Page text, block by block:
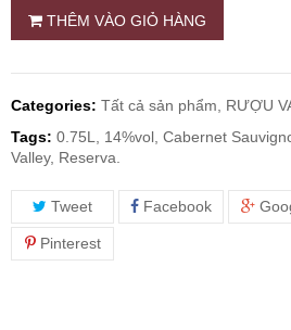
RƯỢU XO BRANDY
RƯỢU COGNAC
RƯỢU VANG ĐÀ LẠT
THÊM VÀO GIỎ HÀNG
Categories: Tất cả sản phẩm,
RƯỢU
Tags: 0.75L, 14%vol, Cabernet
Valley, Reserva.
Tweet Facebook
Pinterest